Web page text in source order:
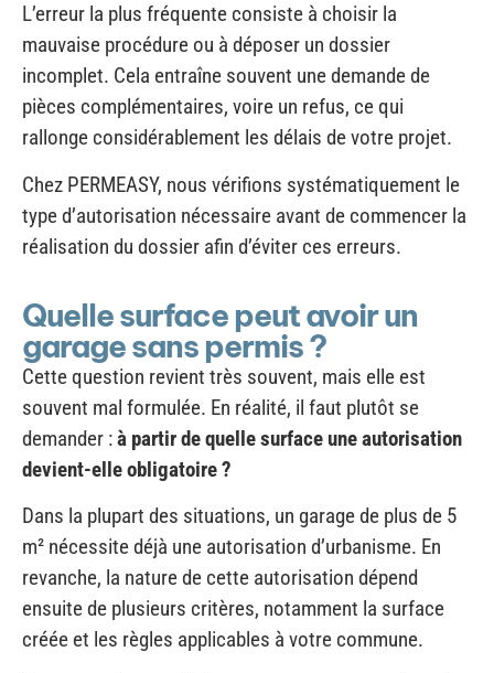
incomplet. Cela entraîne souvent une demande de
pièces complémentaires, voire un refus, ce qui
rallonge considérablement les délais de votre projet.
Chez PERMEASY, nous vérifions systématiquement le
type d’autorisation nécessaire avant de commencer la
réalisation du dossier afin d’éviter ces erreurs.
Quelle surface peut avoir un
Cette question revient très souvent, mais elle est
souvent mal formulée. En réalité, il faut plutôt se
demander :à partir de quelle surface une autorisation
devient-elle obligatoire ?
Dans la plupart des situations, un garage de plus de 5
m² nécessite déjà une autorisation d’urbanisme. En
revanche, la nature de cette autorisation dépend
ensuite de plusieurs critères, notamment la surface
créée et les règles applicables à votre commune.
Beaucoup de propriétaires pensent, par exemple, qu’un
garage de 19 m² relève automatiquement d’une